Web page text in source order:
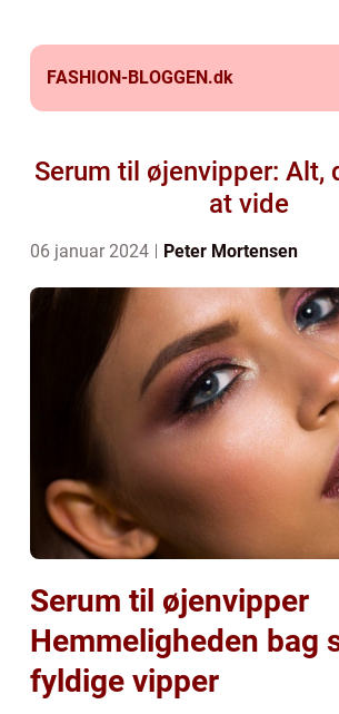
FASHION-BLOGGEN.dk
Serum til øjenvipper: Alt,
at vide
06 januar 2024 Peter Mortensen
Serum til øjenvipper
Hemmeligheden bag
fyldige vipper